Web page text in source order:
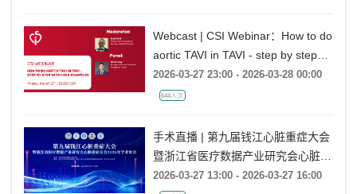
Webcast | CSI Webinar：How to do
aortic TAVI in TAVI - step by step
with case examples
2026-03-27 23:00 - 2026-03-28 00:00
644人次
手术直播 | 第九届钱江心脏重症大会
暨浙江省医疗数据产业研究会心脏重
症分会2026年学术年会
2026-03-27 13:00 - 2026-03-27 16:00